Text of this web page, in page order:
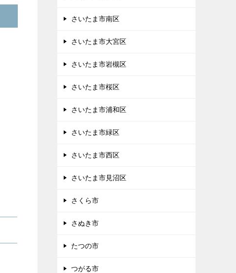
さいたま市南区
さいたま市大宮区
さいたま市岩槻区
さいたま市桜区
さいたま市浦和区
さいたま市緑区
さいたま市西区
さいたま市見沼区
さくら市
さぬき市
たつの市
つがる市